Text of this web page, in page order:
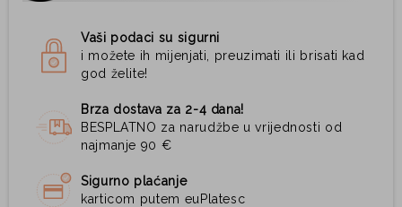
Vaši podaci su sigurni
i možete ih mijenjati, preuzimati ili brisati kad
god želite!
Brza dostava za 2-4 dana!
BESPLATNO za narudžbe u vrijednosti od
najmanje 90 €
Sigurno plaćanje
karticom putem euPlatesc